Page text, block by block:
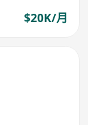
$20K/月